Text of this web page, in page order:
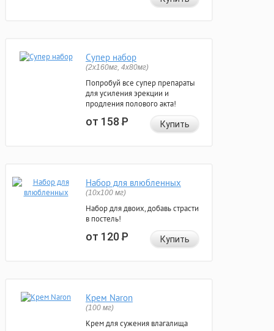
Супер набор
(2х160мг, 4х80мг)
Попробуй все супер препараты
для усиления эрекции и
продления полового акта!
от 158Р Купить
Набор для влюбленных
(10х100 мг)
Набор для двоих, добавь страсти
в постель!
от 120Р Купить
Крем Naron
(100 мг)
Крем для сужения влагалища